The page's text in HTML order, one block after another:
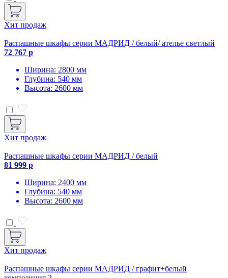
Хит продаж
Распашные шкафы серии МАДРИД / белый/ ателье светлый
72 767 р
Ширина: 2800 мм
Глубина: 540 мм
Высота: 2600 мм
Хит продаж
Распашные шкафы серии МАДРИД / белый
81 999 р
Ширина: 2400 мм
Глубина: 540 мм
Высота: 2600 мм
Хит продаж
Распашные шкафы серии МАДРИД / графит+белый